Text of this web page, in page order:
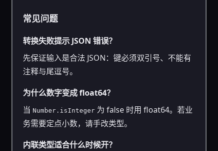
常见问题
转换失败提示 JSON 错误？
先保证输入是合法 JSON：键必须双引号、不能有
注释与尾逗号。
为什么数字变成 float64？
当Number.isInteger 为 false 时用 float64。若业
务需要定点小数，请手改类型。
内联类型适合什么时候开？